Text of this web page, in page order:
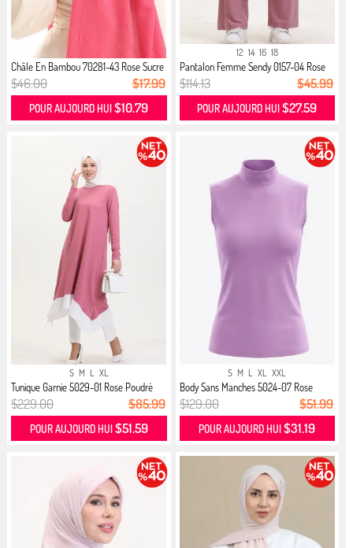
Châle En Bambou 70281-43 Rose Sucre
$46.00 $17.99
POUR AUJOURD HUI$10.79
12 14 16 18
Pantalon Femme Sendy 0157-04 Rose
P...
$114.13 $45.99
POUR AUJOURD HUI$27.59
S M L XL
Tunique Garnie 5029-01 Rose Poudré
$229.00 $85.99
POUR AUJOURD HUI$51.59
S M L XL XXL
Body Sans Manches 5024-07 Rose
$129.00 $51.99
POUR AUJOURD HUI$31.19